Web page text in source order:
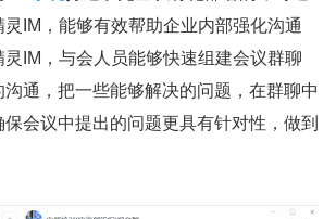
IM，能够有效帮助企业内部强化沟通
IM，与会人员能够快速组建会议群聊
通，把一些能够解决的问题，在群聊中
会议中提出的问题更具有针对性，做到